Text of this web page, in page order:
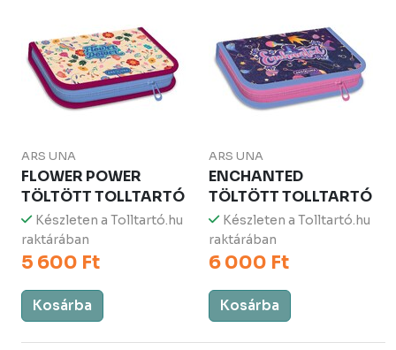
ARS UNA
FLOWER POWER
TÖLTÖTT TOLLTARTÓ
Készleten a Tolltartó.hu
raktárában
5 600 Ft
Kosárba
ARS UNA
ENCHANTED
TÖLTÖTT TOLLTARTÓ
Készleten a Tolltartó.hu
raktárában
6 000 Ft
Kosárba